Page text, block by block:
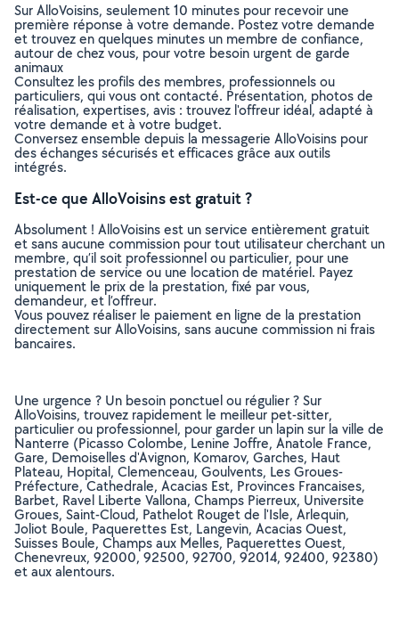
Sur AlloVoisins, seulement 10 minutes pour recevoir une
première réponse à votre demande. Postez votre demande
et trouvez en quelques minutes un membre de confiance,
autour de chez vous, pour votre besoin urgent de garde
animaux
Consultez les profils des membres, professionnels ou
particuliers, qui vous ont contacté. Présentation, photos de
réalisation, expertises, avis : trouvez l'offreur idéal, adapté à
votre demande et à votre budget.
Conversez ensemble depuis la messagerie AlloVoisins pour
des échanges sécurisés et efficaces grâce aux outils
intégrés.
Est-ce que AlloVoisins est gratuit ?
Absolument ! AlloVoisins est un service entièrement gratuit
et sans aucune commission pour tout utilisateur cherchant un
membre, qu’il soit professionnel ou particulier, pour une
prestation de service ou une location de matériel. Payez
uniquement le prix de la prestation, fixé par vous,
demandeur, et l’offreur.
Vous pouvez réaliser le paiement en ligne de la prestation
directement sur AlloVoisins, sans aucune commission ni frais
bancaires.
Une urgence ? Un besoin ponctuel ou régulier ? Sur
AlloVoisins, trouvez rapidement le meilleur pet-sitter,
particulier ou professionnel, pour garder un lapin sur la ville de
Nanterre (Picasso Colombe, Lenine Joffre, Anatole France,
Gare, Demoiselles d'Avignon, Komarov, Garches, Haut
Plateau, Hopital, Clemenceau, Goulvents, Les Groues-
Préfecture, Cathedrale, Acacias Est, Provinces Francaises,
Barbet, Ravel Liberte Vallona, Champs Pierreux, Universite
Groues, Saint-Cloud, Pathelot Rouget de l'Isle, Arlequin,
Joliot Boule, Paquerettes Est, Langevin, Acacias Ouest,
Suisses Boule, Champs aux Melles, Paquerettes Ouest,
Chenevreux, 92000, 92500, 92700, 92014, 92400, 92380)
et aux alentours.